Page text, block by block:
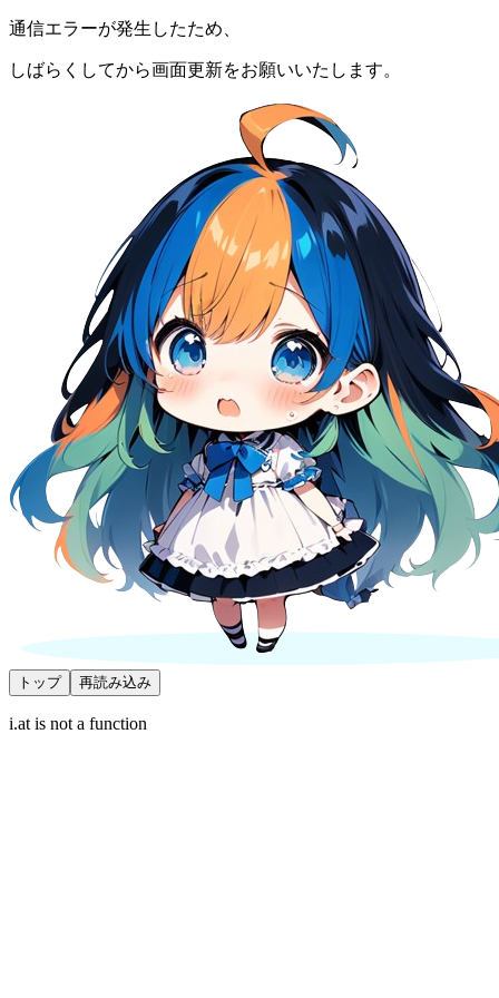
通信エラーが発生したため、
しばらくしてから画面更新をお願いいたします。
トップ 再読み込み
i.at is not a function